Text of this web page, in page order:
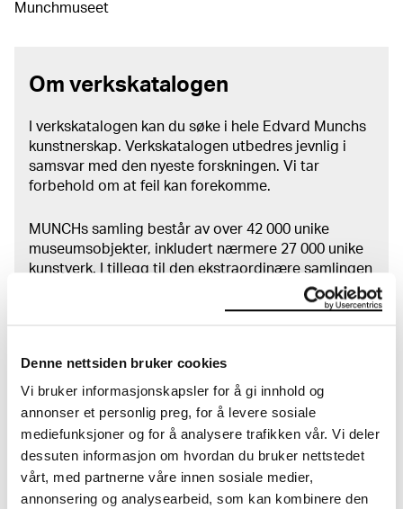
Denne nettsiden bruker cookies
Vi bruker informasjonskapsler for å gi innhold og
annonser et personlig preg, for å levere sosiale
mediefunksjoner og for å analysere trafikken vår. Vi deler
dessuten informasjon om hvordan du bruker nettstedet
vårt, med partnerne våre innen sosiale medier,
annonsering og analysearbeid, som kan kombinere den
Munchmuseet
Om verkskatalogen
I verkskatalogen kan du søke i hele Edvard Munchs
kunstnerskap. Verkskatalogen utbedres jevnlig i
samsvar med den nyeste forskningen. Vi tar
forbehold om at feil kan forekomme.
MUNCHs samling består av over 42 000 unike
museumsobjekter, inkludert nærmere 27 000 unike
kunstverk. I tillegg til den ekstraordinære samlingen
testamenterte til Oslo
kommune i 1940, rommer museet også samlingene
til Rolf Stenersen, Amaldus Nielsen og Ludvig O.
Merom MUNCHssamling
Les mer om bruk av våre avfotograferinger og
kreditering